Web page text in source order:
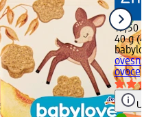
19,50 Kč
40 g
babylove
ovesné
ovoce,